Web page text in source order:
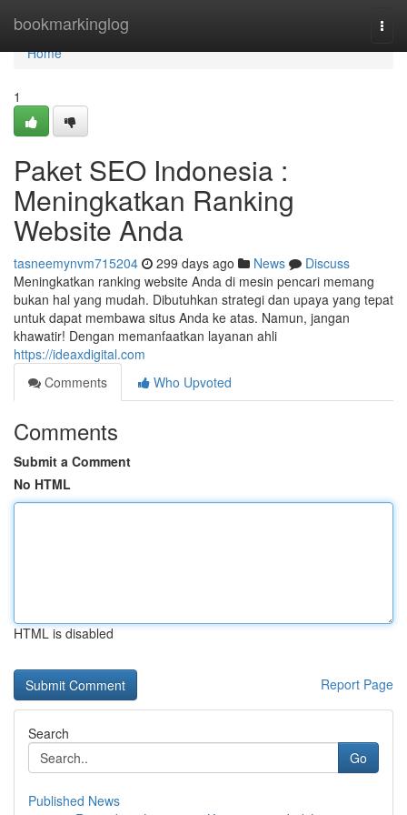
bookmarkinglog
Home
Home
1
Paket SEO Indonesia :
Meningkatkan Ranking
Website Anda
tasneemynvm715204 299 days ago News
Discuss
Meningkatkan ranking website Anda di mesin pencari memang
bukan hal yang mudah. Dibutuhkan strategi dan upaya yang tepat
untuk dapat membawa situs Anda ke atas. Namun, jangan
khawatir! Dengan memanfaatkan layanan ahli
https://ideaxdigital.com
Comments
Who Upvoted
Comments
Submit a Comment
No HTML
HTML is disabled
Report Page
Search
Go
Published News